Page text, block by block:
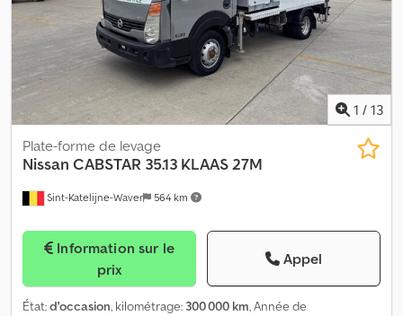
droite (extérieur) : 5 mm Poids à vide : 2 240 kg Charge utile : 1 260
kg PTAC : 3 500 kg Dommages : aucun
1 / 13
Sint-Katelijne-Waver 564 km
Plate-forme de levage
Nissan CABSTAR 35.13 KLAAS 27M
prix
Appel
État:d'occasion, kilométrage: 300 000 km, Année de